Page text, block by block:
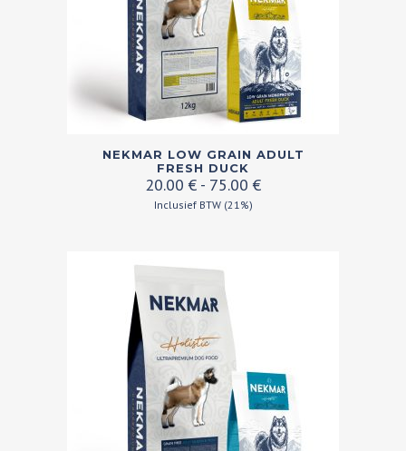
productpagina
productpagina
NEKMAR LOW GRAIN ADULT
FRESH DUCK
20.00 € - 75.00 €Prijsklasse:
Inclusief BTW (21%)